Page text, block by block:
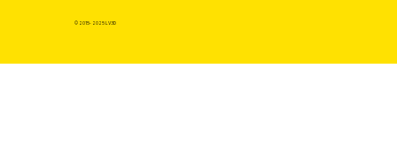
© 2015- 2025 LV3D